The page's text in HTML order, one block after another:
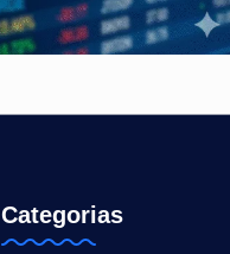
Categorias